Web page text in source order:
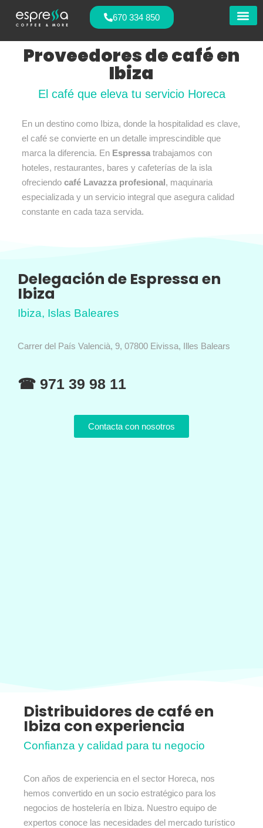
670 334 850
Proveedores de café en
Ibiza
El café que eleva tu servicio Horeca
En un destino como Ibiza, donde la hospitalidad es clave,
el café se convierte en un detalle imprescindible que
marca la diferencia. En Espressa trabajamos con
hoteles, restaurantes, bares y cafeterías de la isla
ofreciendo café Lavazza profesional, maquinaria
especializada y un servicio integral que asegura calidad
constante en cada taza servida.
Delegación de Espressa en
Ibiza
Ibiza, Islas Baleares
Carrer del País Valencià, 9, 07800 Eivissa, Illes Balears
☎ 971 39 98 11
Contacta con nosotros
Distribuidores de café en
Ibiza con experiencia
Confianza y calidad para tu negocio
Con años de experiencia en el sector Horeca, nos
hemos convertido en un socio estratégico para los
negocios de hostelería en Ibiza. Nuestro equipo de
expertos conoce las necesidades del mercado turístico